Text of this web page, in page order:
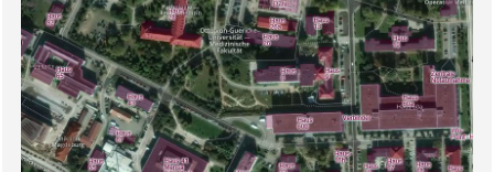
Sicherheitsabfrage:
Lösung: